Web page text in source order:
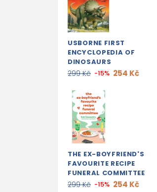
USBORNE FIRST
ENCYCLOPEDIA OF
DINOSAURS
299 Kč -15% 254 Kč
THE EX-BOYFRIEND'S
FAVOURITE RECIPE
FUNERAL COMMITTEE
299 Kč -15% 254 Kč